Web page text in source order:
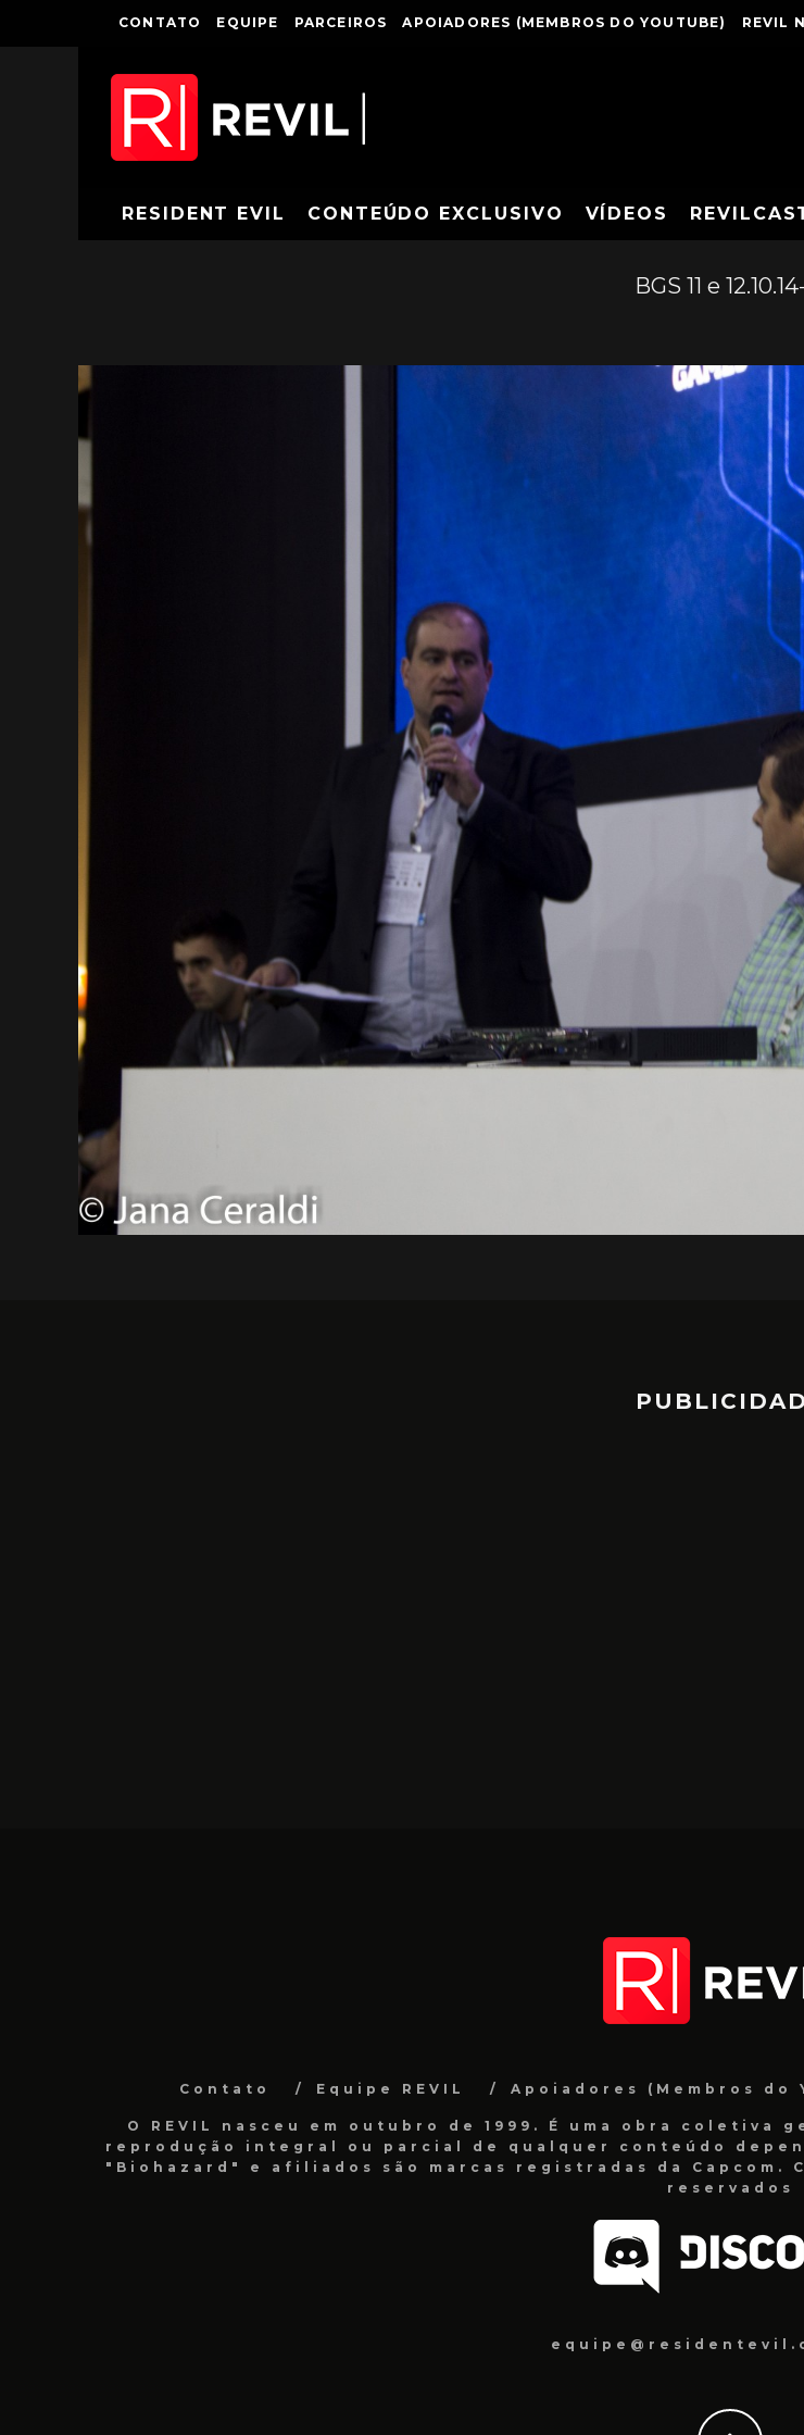
CONTATO EQUIPE PARCEIROS APOIADORES (MEMBROS DO YOUTUBE) REVIL
RESIDENT EVIL CONTEÚDO EXCLUSIVO VÍDEOS
BGS 11 e
Contato Equipe REVIL Apoiadores (Membros do
O REVIL nasceu em outubro de 1999. É uma obra
reprodução integral ou parcial de qualquer conteúdo
"Biohazard" e afiliados são marcas registradas da Capcom.
reservados